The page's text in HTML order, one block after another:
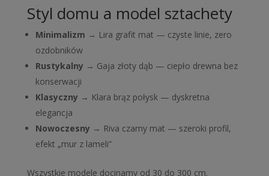
Styl domu a model sztachety
Minimalizm → Lira grafit mat — czyste linie, zero
ozdobników
Rustykalny → Gaja złoty dąb — ciepło drewna bez
konserwacji
Klasyczny → Klara brąz połysk — dyskretna
elegancja
Nowoczesny → Riva czarny mat — szeroki profil,
efekt „mur z lameli”
Wszystkie modele docinamy od 30 do 300 cm.